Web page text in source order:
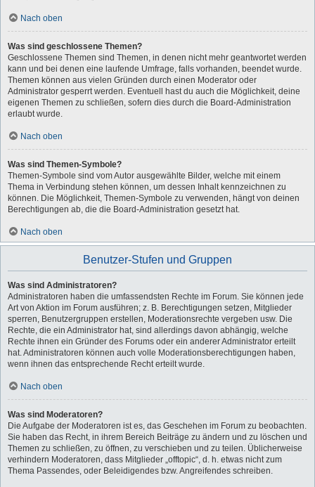
Nach oben
Was sind geschlossene Themen?
Geschlossene Themen sind Themen, in denen nicht mehr geantwortet werden
kann und bei denen eine laufende Umfrage, falls vorhanden, beendet wurde.
Themen können aus vielen Gründen durch einen Moderator oder
Administrator gesperrt werden. Eventuell hast du auch die Möglichkeit, deine
eigenen Themen zu schließen, sofern dies durch die Board-Administration
erlaubt wurde.
Nach oben
Was sind Themen-Symbole?
Themen-Symbole sind vom Autor ausgewählte Bilder, welche mit einem
Thema in Verbindung stehen können, um dessen Inhalt kennzeichnen zu
können. Die Möglichkeit, Themen-Symbole zu verwenden, hängt von deinen
Berechtigungen ab, die die Board-Administration gesetzt hat.
Nach oben
Benutzer-Stufen und Gruppen
Was sind Administratoren?
Administratoren haben die umfassendsten Rechte im Forum. Sie können jede
Art von Aktion im Forum ausführen; z. B. Berechtigungen setzen, Mitglieder
sperren, Benutzergruppen erstellen, Moderationsrechte vergeben usw. Die
Rechte, die ein Administrator hat, sind allerdings davon abhängig, welche
Rechte ihnen ein Gründer des Forums oder ein anderer Administrator erteilt
hat. Administratoren können auch volle Moderationsberechtigungen haben,
wenn ihnen das entsprechende Recht erteilt wurde.
Nach oben
Was sind Moderatoren?
Die Aufgabe der Moderatoren ist es, das Geschehen im Forum zu beobachten.
Sie haben das Recht, in ihrem Bereich Beiträge zu ändern und zu löschen und
Themen zu schließen, zu öffnen, zu verschieben und zu teilen. Üblicherweise
verhindern Moderatoren, dass Mitglieder „offtopic“, d. h. etwas nicht zum
Thema Passendes, oder Beleidigendes bzw. Angreifendes schreiben.